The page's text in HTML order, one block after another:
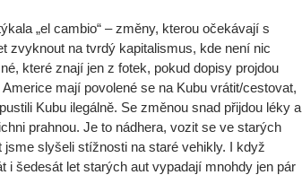
„el cambio“ – změny, kterou očekávají s
zvyknout na tvrdý kapitalismus, kde není nic
které znají jen z fotek, pokud dopisy projdou
mají povolené se na Kubu vrátit/cestovat,
Kubu ilegálně. Se změnou snad přijdou léky a
prahnou. Je to nádhera, vozit se ve starých
slyšeli stížnosti na staré vehikly. I když
i šedesát let starých aut vypadají mnohdy jen pár